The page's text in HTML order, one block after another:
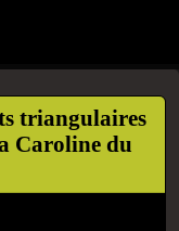
triangulaires
Caroline du